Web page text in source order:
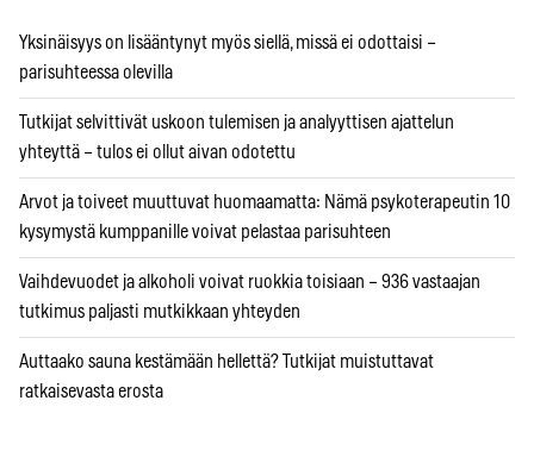
Yksinäisyys on lisääntynyt myös siellä, missä ei odottaisi –
parisuhteessa olevilla
Tutkijat selvittivät uskoon tulemisen ja analyyttisen ajattelun
yhteyttä – tulos ei ollut aivan odotettu
Arvot ja toiveet muuttuvat huomaamatta: Nämä psykoterapeutin 10
kysymystä kumppanille voivat pelastaa parisuhteen
Vaihdevuodet ja alkoholi voivat ruokkia toisiaan – 936 vastaajan
tutkimus paljasti mutkikkaan yhteyden
Auttaako sauna kestämään hellettä? Tutkijat muistuttavat
ratkaisevasta erosta